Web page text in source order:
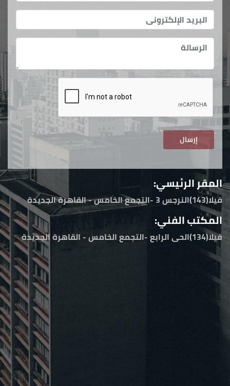
إرسال
المقر الرئيسي:
فيلا(143)النرجس 3 -التجمع الخامس - القاهرة الجديدة
المكتب الفني:
فيلا(134)الحى الرابع -التجمع الخامس - القاهرة الجديدة